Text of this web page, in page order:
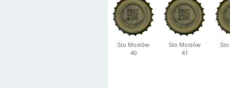
Sto Mostów
40
Sto Mostów
41